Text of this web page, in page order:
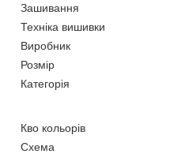
Зашивання
Техніка вишивки
Виробник
Розмір
Категорія
Кво кольорів
Схема